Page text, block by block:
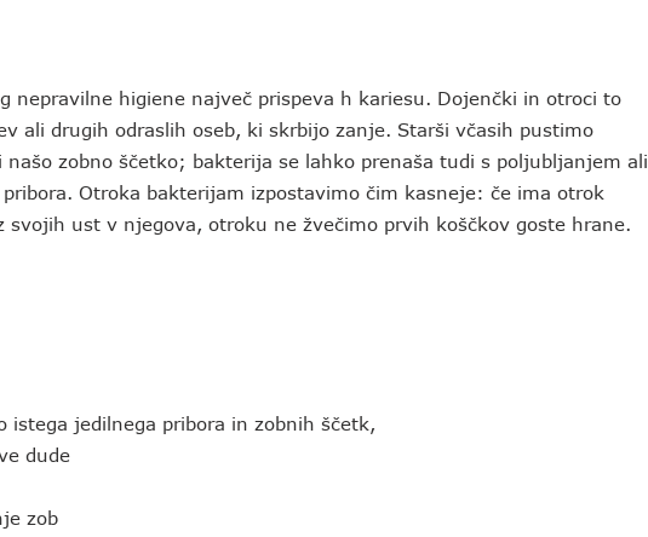
nepravilne higiene največ prispeva h kariesu. Dojenčki in otroci to
ali drugih odraslih oseb, ki skrbijo zanje. Starši včasih pustimo
našo zobno ščetko; bakterija se lahko prenaša tudi s poljubljanjem ali
Otroka bakterijam izpostavimo čim kasneje: če ima otrok
svojih ust v njegova, otroku ne žvečimo prvih koščkov goste hrane.
istega jedilnega pribora in zobnih ščetk,
dude
zob